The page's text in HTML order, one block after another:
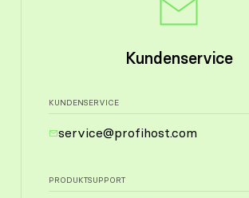
Kundenservice
KUNDENSERVICE
service@profihost.com
PRODUKTSUPPORT